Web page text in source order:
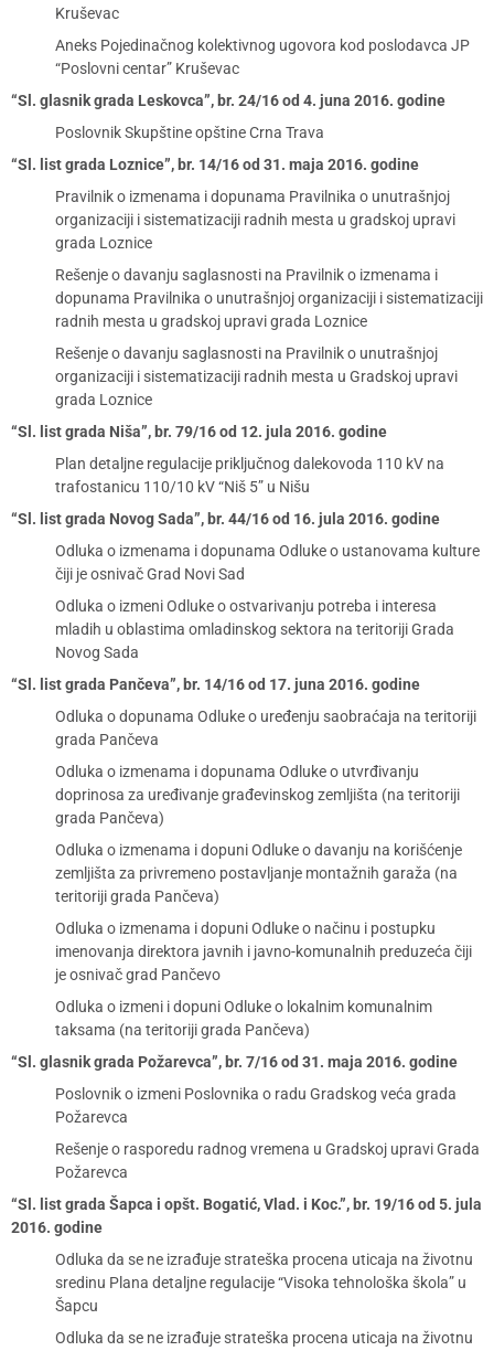
Kruševac
Aneks Pojedinačnog kolektivnog ugovora kod poslodavca JP
“Poslovni centar” Kruševac
“Sl. glasnik grada Leskovca”, br. 24/16 od 4. juna 2016. godine
Poslovnik Skupštine opštine Crna Trava
“Sl. list grada Loznice”, br. 14/16 od 31. maja 2016. godine
Pravilnik o izmenama i dopunama Pravilnika o unutrašnjoj
organizaciji i sistematizaciji radnih mesta u gradskoj upravi
grada Loznice
Rešenje o davanju saglasnosti na Pravilnik o izmenama i
dopunama Pravilnika o unutrašnjoj organizaciji i sistematizaciji
radnih mesta u gradskoj upravi grada Loznice
Rešenje o davanju saglasnosti na Pravilnik o unutrašnjoj
organizaciji i sistematizaciji radnih mesta u Gradskoj upravi
grada Loznice
“Sl. list grada Niša”, br. 79/16 od 12. jula 2016. godine
Plan detaljne regulacije priključnog dalekovoda 110 kV na
trafostanicu 110/10 kV “Niš 5” u Nišu
“Sl. list grada Novog Sada”, br. 44/16 od 16. jula 2016. godine
Odluka o izmenama i dopunama Odluke o ustanovama kulture
čiji je osnivač Grad Novi Sad
Odluka o izmeni Odluke o ostvarivanju potreba i interesa
mladih u oblastima omladinskog sektora na teritoriji Grada
Novog Sada
“Sl. list grada Pančeva”, br. 14/16 od 17. juna 2016. godine
Odluka o dopunama Odluke o uređenju saobraćaja na teritoriji
grada Pančeva
Odluka o izmenama i dopunama Odluke o utvrđivanju
doprinosa za uređivanje građevinskog zemljišta (na teritoriji
grada Pančeva)
Odluka o izmenama i dopuni Odluke o davanju na korišćenje
zemljišta za privremeno postavljanje montažnih garaža (na
teritoriji grada Pančeva)
Odluka o izmenama i dopuni Odluke o načinu i postupku
imenovanja direktora javnih i javno-komunalnih preduzeća čiji
je osnivač grad Pančevo
Odluka o izmeni i dopuni Odluke o lokalnim komunalnim
taksama (na teritoriji grada Pančeva)
“Sl. glasnik grada Požarevca”, br. 7/16 od 31. maja 2016. godine
Poslovnik o izmeni Poslovnika o radu Gradskog veća grada
Požarevca
Rešenje o rasporedu radnog vremena u Gradskoj upravi Grada
Požarevca
“Sl. list grada Šapca i opšt. Bogatić, Vlad. i Koc.”, br. 19/16 od 5. jula
2016. godine
Odluka da se ne izrađuje strateška procena uticaja na životnu
sredinu Plana detaljne regulacije “Visoka tehnološka škola” u
Šapcu
Odluka da se ne izrađuje strateška procena uticaja na životnu